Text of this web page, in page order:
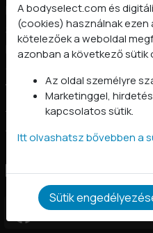
Kapcsolat
Szállítási információk
Fizetés
Vásárlástól való elállás
Adatkezelési tájékoztató
Általános szerződési
Kövess minket
BodySelect on
A bodyselect.com és
(cookies) használnak ezen
kötelezőek a weboldal
azonban a következő sütik
Az oldal személyre
Marketinggel,
kapcsolatos sütik.
Itt olvashatsz bővebben a
Sütik